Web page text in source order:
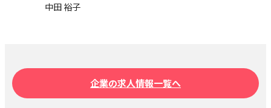
中田 裕子
企業の求人情報一覧へ